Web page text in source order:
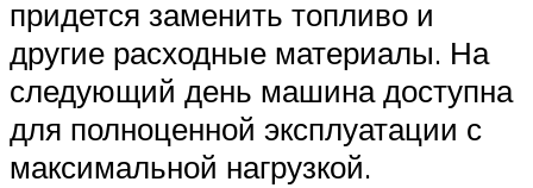
придется заменить топливо и
другие расходные материалы. На
следующий день машина доступна
для полноценной эксплуатации с
максимальной нагрузкой.